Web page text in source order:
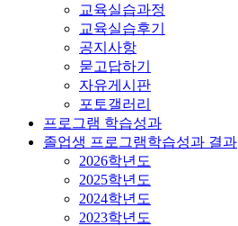
교육실습과정
교육실습후기
공지사항
묻고답하기
자유게시판
포토갤러리
프로그램 학습성과
졸업생 프로그램학습성과 결과
2026학년도
2025학년도
2024학년도
2023학년도